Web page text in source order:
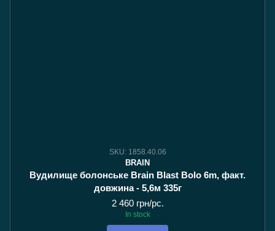
SKU: 1858.40.06
BRAIN
Вудилище болонське Brain Blast Bolo 6m, факт.
довжина - 5,6м 335г
2 460 грн/pc.
In stock